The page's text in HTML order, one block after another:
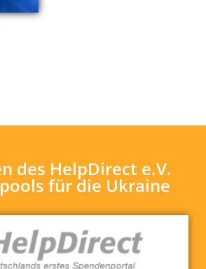
des HelpDirect e.V.
für die Ukraine